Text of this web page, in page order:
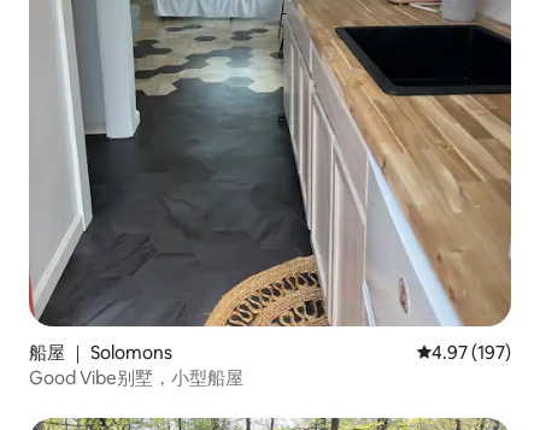
船屋 ｜ Solomons 平均评分 4.97
4.97 (197)
Good Vibe别墅，小型船屋